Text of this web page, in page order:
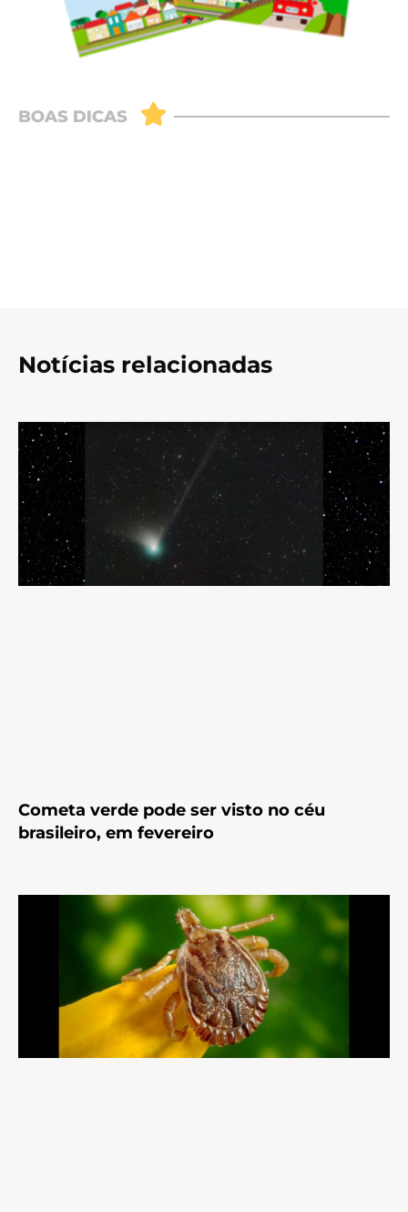
Notícias relacionadas
Cometa verde pode ser visto no céu
brasileiro, em fevereiro